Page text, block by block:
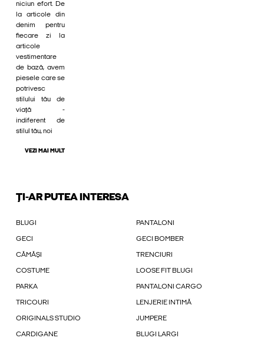
niciun efort. De
la articole din
denim pentru
fiecare zi la
articole
vestimentare
de bază, avem
piesele care se
potrivesc
stilului tău de
viață -
indiferent de
stilul tău, noi
VEZI MAI MULT
ȚI-AR PUTEA INTERESA
BLUGI PANTALONI
GECI GECI BOMBER
CĂMĂȘI TRENCIURI
COSTUME LOOSE FIT BLUGI
PARKA PANTALONI CARGO
TRICOURI LENJERIE INTIMĂ
ORIGINALS STUDIO JUMPERE
CARDIGANE BLUGI LARGI